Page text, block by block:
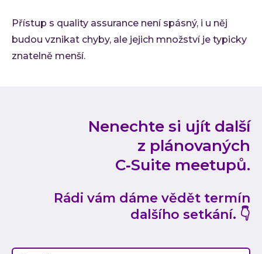
Přístup s quality assurance není spásný, i u něj
budou vznikat chyby, ale jejich množství je typicky
znatelně menší.
Nenechte si ujít další
z plánovaných
C‑Suite meetupů.
Rádi vám dáme vědět termín
dalšího setkání. 👇